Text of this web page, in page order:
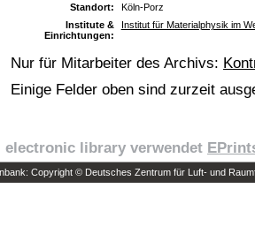
Standort:
Köln-Porz
Institute &
Einrichtungen:
Institut für Materialphysik im
Nur für Mitarbeiter des Archivs:
Einige Felder oben sind zurzeit
electronic library verwendet
Copyright © Deutsches Zentrum für Luft- und